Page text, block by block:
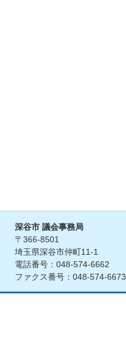
深谷市 議会事務局
〒366-8501
埼玉県深谷市仲町11-1
電話番号：048-574-6662
ファクス番号：048-574-6673